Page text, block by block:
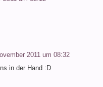
2011 um 08:32
in der Hand :D